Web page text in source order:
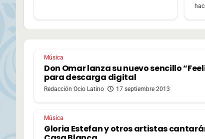
Música
Don Omar lanza su nuevo sencillo
para descarga digital
Redacción Ocio Latino 17 septiembre 2013
Música
Gloria Estefan y otros artistas